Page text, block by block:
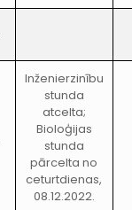
Inženierzinību
stunda
atcelta;
Bioloģijas
stunda
pārcelta no
ceturtdienas,
08.12.2022.